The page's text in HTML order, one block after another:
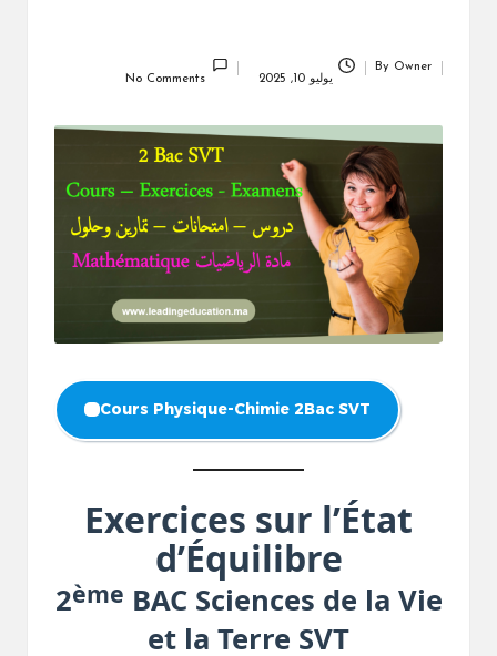
By Owner
يوليو 10, 2025
No Comments
Cours Physique-Chimie 2Bac SVT
Exercices sur l’État
d’Équilibre
2ème BAC Sciences de la Vie
et la Terre SVT